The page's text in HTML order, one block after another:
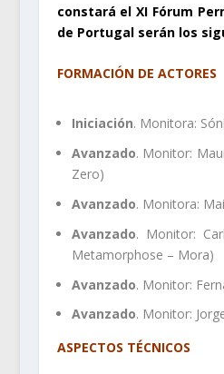
constará el XI Fórum
de Portugal serán los
FORMACIÓN DE ACTORES
Iniciación. Monitora:
Avanzado. Monitor:
Zero)
Avanzado. Monitora:
Avanzado. Monitor:
Metamorphose – Mora)
Avanzado. Monitor:
Avanzado. Monitor:
ASPECTOS TÉCNICOS